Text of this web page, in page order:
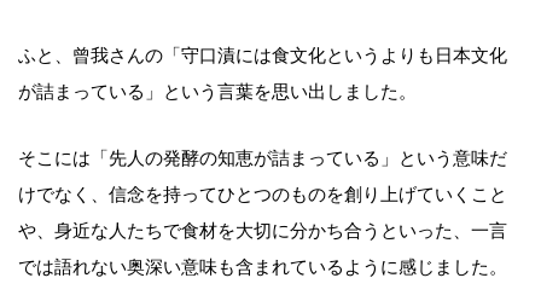
ふと、曾我さんの「守口漬には食文化というよりも日本文化
が詰まっている」という言葉を思い出しました。
そこには「先人の発酵の知恵が詰まっている」という意味だ
けでなく、信念を持ってひとつのものを創り上げていくこと
や、身近な人たちで食材を大切に分かち合うといった、一言
では語れない奥深い意味も含まれているように感じました。